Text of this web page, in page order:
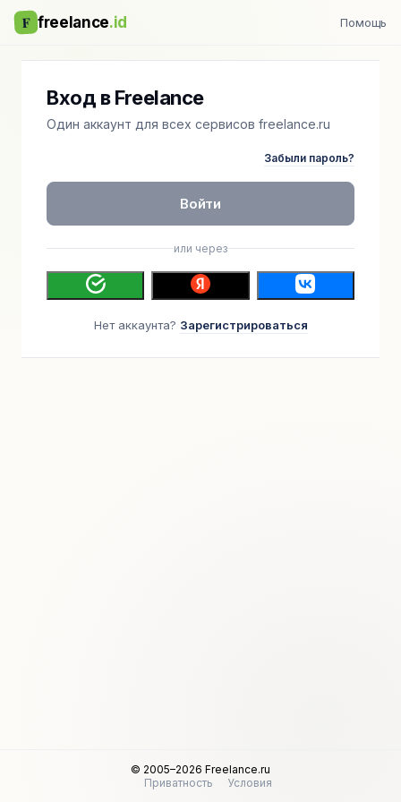
F freelance.id Помощь
Вход в Freelance
Один аккаунт для всех сервисов freelance.ru
Забыли пароль?
Войти
или через
Нет аккаунта? Зарегистрироваться
© 2005–2026 Freelance.ru
Приватность
Условия